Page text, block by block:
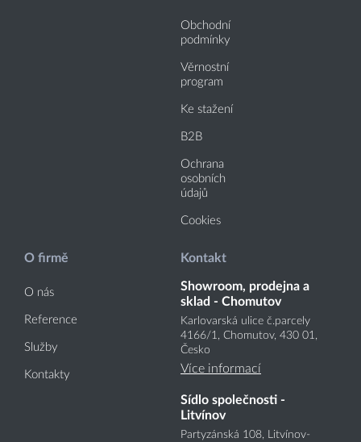
Obchodní
podmínky
Věrnostní
program
Ke stažení
B2B
Ochrana
osobních
údajů
Cookies
O firmě
O nás
Reference
Služby
Kontakty
Kontakt
Showroom, prodejna a
sklad - Chomutov
Karlovarská ulice č.parcely
4166/1, Chomutov, 430 01,
Česko
Více informací
Sídlo společnosti -
Litvínov
Partyzánská 108, Litvínov-